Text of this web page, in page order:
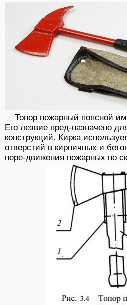
Топор пожарный поясной
Его лезвие пред-назначено
конструкций. Кирка
отверстий в кирпичных и
пере-движения пожарных по